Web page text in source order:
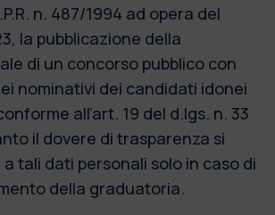
n. 487/1994 ad opera del
la pubblicazione della
di un concorso pubblico con
nominativi dei candidati idonei
all’art. 19 del d.lgs. n. 33
il dovere di trasparenza si
tali dati personali solo in caso di
della graduatoria.